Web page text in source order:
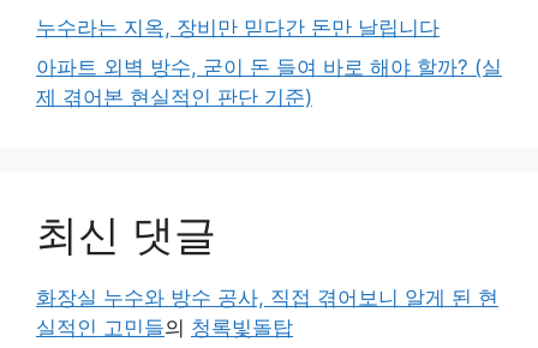
누수라는 지옥, 장비만 믿다간 돈만 날립니다
아파트 외벽 방수, 굳이 돈 들여 바로 해야 할까? (실
제 겪어본 현실적인 판단 기준)
최신 댓글
화장실 누수와 방수 공사, 직접 겪어보니 알게 된 현
실적인 고민들의 청록빛돌탑